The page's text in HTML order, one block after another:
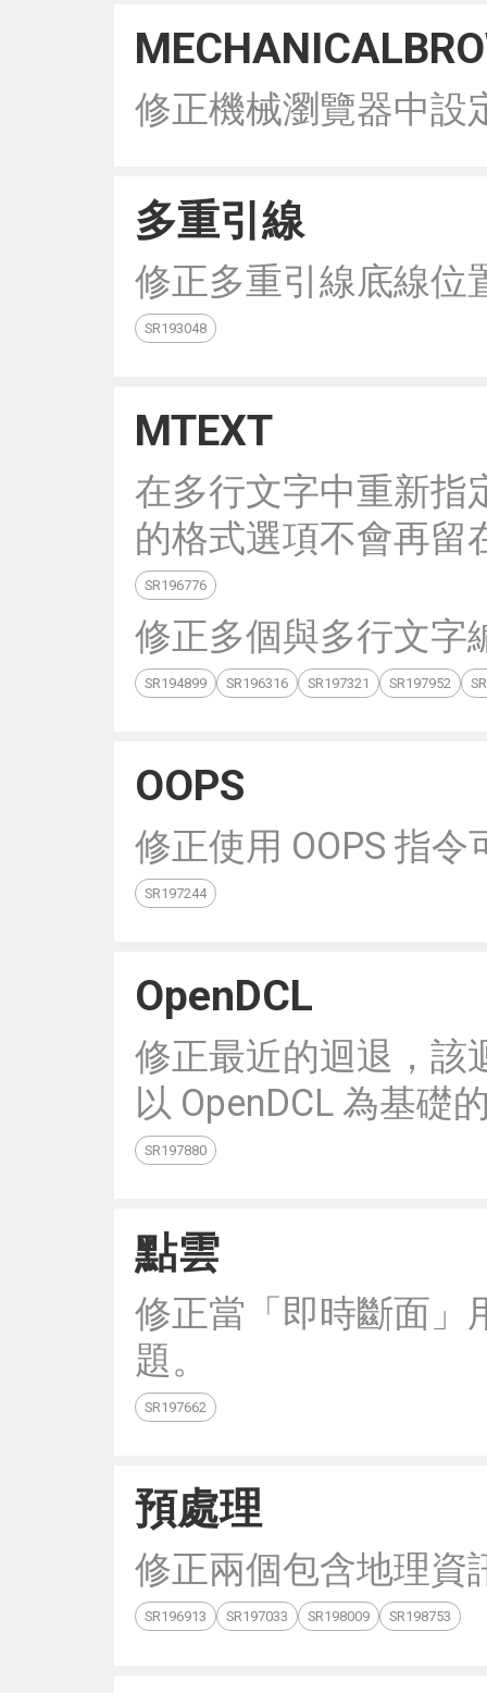
修正機械瀏覽器中設
多重引線
修正多重引線底線位
SR193048
MTEXT
在多行文字中重新指
的格式選項不會再留
SR196776
修正多個與多行文字
SR194899 SR196316 SR197321 SR197952
OOPS
修正使用 OOPS 指
SR197244
OpenDCL
修正最近的迴退，該
以 OpenDCL 為基礎
SR197880
點雲
修正當「即時斷面」
題。
SR197662
預處理
修正兩個包含地理資
SR196913 SR197033 SR198009 SR198753